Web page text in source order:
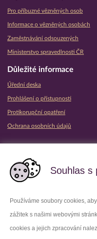
Souhlas s
Používáme soubory cookies,
zážitek s našimi webovými
cookies a jejich zpracování
Pro příbuzné vězněných osob
Informace o vězněných osobách
Zaměstnávání odsouzených
Ministerstvo spravedlnosti ČR
Důležité informace
Úřední deska
Prohlášení o přístupnosti
Protikorupční opatření
Ochrana osobních údajů